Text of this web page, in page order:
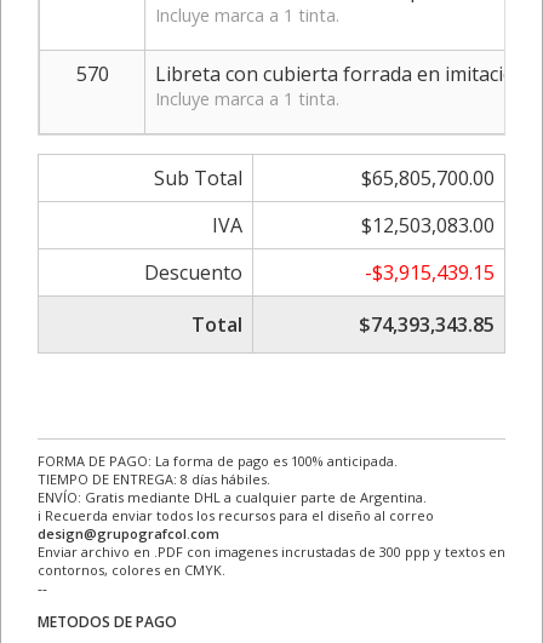
Incluye marca a 1 tinta.
570 Libreta con cubierta forrada en imitación
Incluye marca a 1 tinta.
Sub Total
$65,805,700.00
IVA
$12,503,083.00
Descuento
-$3,915,439.15
Total
$74,393,343.85
FORMA DE PAGO: La forma de pago es 100% anticipada.
TIEMPO DE ENTREGA: 8 días hábiles.
ENVÍO: Gratis mediante DHL a cualquier parte de Argentina.
ℹ Recuerda enviar todos los recursos para el diseño al correo
design@grupografcol.com
Enviar archivo en .PDF con imagenes incrustadas de 300 ppp y textos en
contornos, colores en CMYK.
--
METODOS DE PAGO